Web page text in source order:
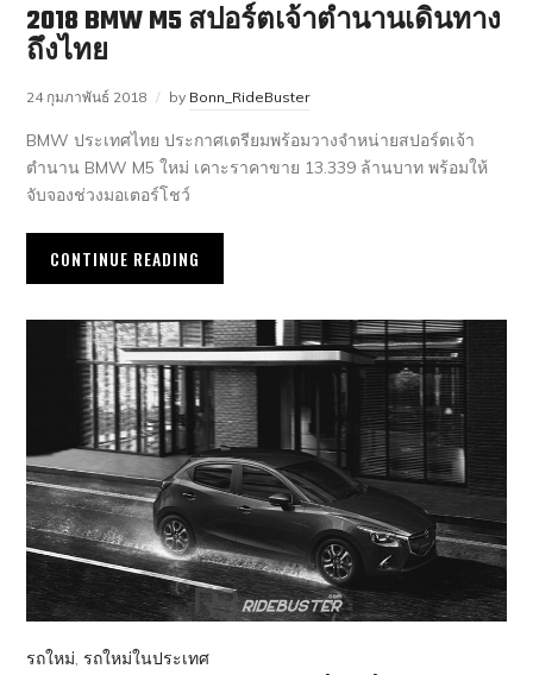
2018 BMW M5 สปอร์ตเจ้าตำนานเดินทาง
ถึงไทย
24 กุมภาพันธ์ 2018 by Bonn_RideBuster
BMW ประเทศไทย ประกาศเตรียมพร้อมวางจำหน่ายสปอร์ตเจ้า
ตำนาน BMW M5 ใหม่ เคาะราคาขาย 13.339 ล้านบาท พร้อมให้
จับจองช่วงมอเตอร์โชว์
CONTINUE READING
รถใหม่,รถใหม่ในประเทศ